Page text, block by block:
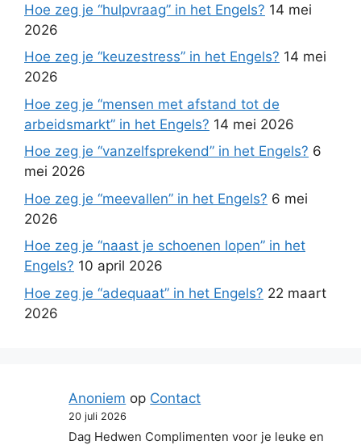
Hoe zeg je “hulpvraag” in het Engels? 14 mei
2026
Hoe zeg je “keuzestress” in het Engels? 14 mei
2026
Hoe zeg je “mensen met afstand tot de
arbeidsmarkt” in het Engels? 14 mei 2026
Hoe zeg je “vanzelfsprekend” in het Engels? 6
mei 2026
Hoe zeg je “meevallen” in het Engels? 6 mei
2026
Hoe zeg je “naast je schoenen lopen” in het
Engels? 10 april 2026
Hoe zeg je “adequaat” in het Engels? 22 maart
2026
Anoniem op Contact
20 juli 2026
Dag Hedwen Complimenten voor je leuke en